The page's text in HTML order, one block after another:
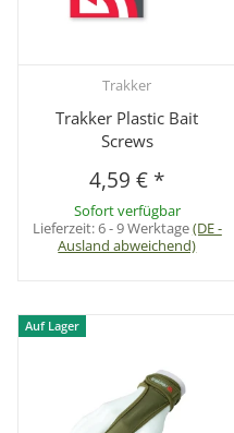
Trakker
Trakker Plastic Bait
Screws
4,59 € *
Sofort verfügbar
Lieferzeit:6 - 9 Werktage(DE -
Ausland abweichend)
Auf Lager